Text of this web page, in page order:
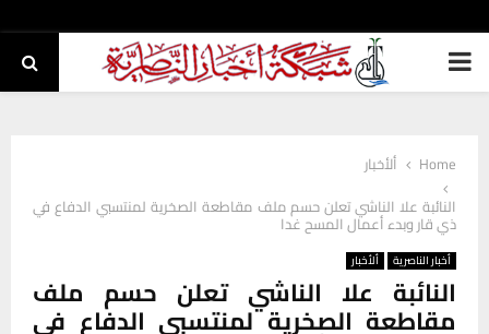
PRIMARY
Home
ألأخبار
النائبة علا الناشي تعلن حسم ملف مقاطعة الصخرية لمنتسبي الدفاع في
ذي قار وبدء أعمال المسح غدا
أخبار الناصرية ألأخبار
النائبة علا الناشي تعلن حسم ملف
مقاطعة الصخرية لمنتسبي الدفاع في